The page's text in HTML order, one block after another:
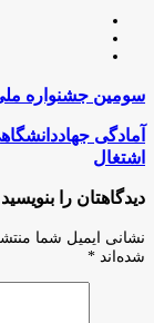
سومین
جشنواره
ملی
کارآفرین
دانشگاهی
برگزار
می‌شود
سومین جشنواره
آمادگی
جهاددانشگاهی
برای
راه‌اندازی
کانون‌های
کارآفرینی
و
اشتغال
آمادگی
اشتغال
دیدگاهتان را بنویسید
نشانی ایمیل شما
شده‌اند *